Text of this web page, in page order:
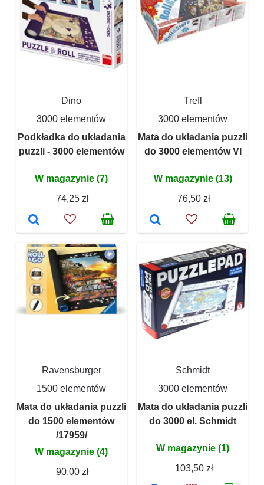
Dino
3000 elementów
Podkładka do układania
puzzli - 3000 elementów
W magazynie (7)
74,25 zł
Trefl
3000 elementów
Mata do układania puzzli
do 3000 elementów VI
W magazynie (13)
76,50 zł
Ravensburger
1500 elementów
Mata do układania puzzli
do 1500 elementów
/17959/
W magazynie (4)
90,00 zł
Schmidt
3000 elementów
Mata do układania puzzli
do 3000 el. Schmidt
W magazynie (1)
103,50 zł